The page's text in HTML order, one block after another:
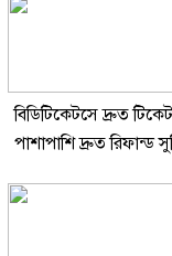
বিডিটিকেটসে দ্রুত
পাশাপাশি দ্রুত রিফান্ড